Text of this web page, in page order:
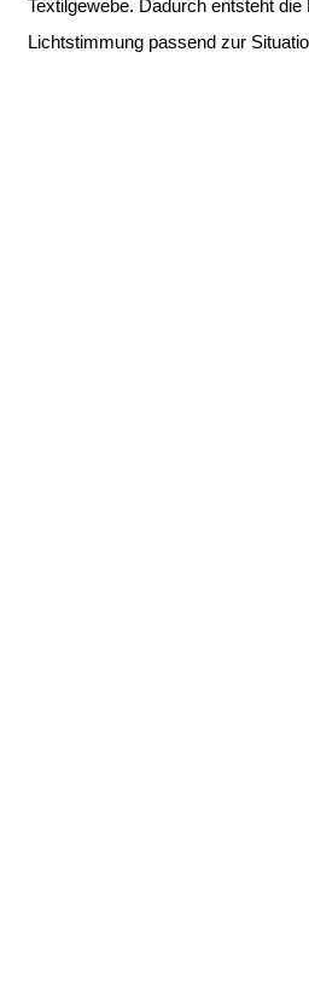
Textilgewebe. Dadurch entsteht die
Lichtstimmung passend zur